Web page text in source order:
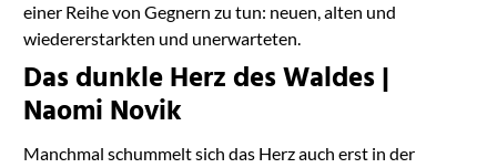
einer Reihe von Gegnern zu tun: neuen, alten und
wiedererstarkten und unerwarteten.
Das dunkle Herz des Waldes |
Naomi Novik
Manchmal schummelt sich das Herz auch erst in der